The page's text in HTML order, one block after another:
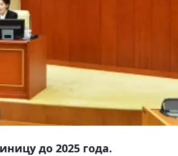
до 2025 года.